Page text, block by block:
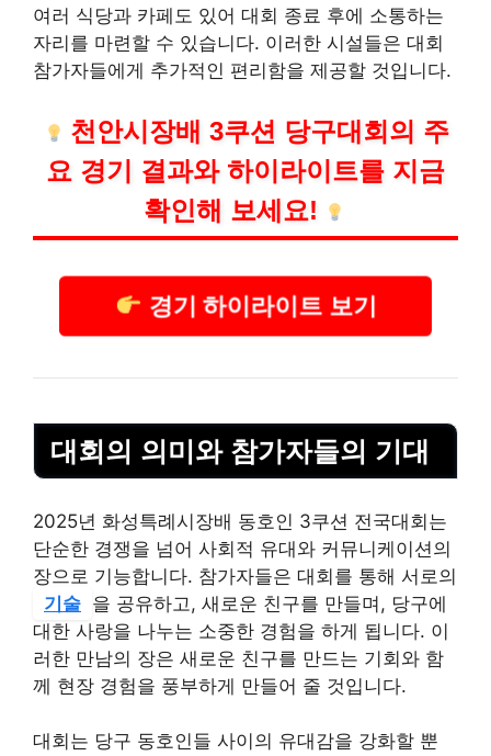
여러 식당과 카페도 있어 대회 종료 후에 소통하는
자리를 마련할 수 있습니다. 이러한 시설들은 대회
참가자들에게 추가적인 편리함을 제공할 것입니다.
천안시장배 3쿠션 당구대회의 주
요 경기 결과와 하이라이트를 지금
확인해 보세요!
경기 하이라이트 보기
대회의 의미와 참가자들의 기대
2025년 화성특례시장배 동호인 3쿠션 전국대회는
단순한 경쟁을 넘어 사회적 유대와 커뮤니케이션의
장으로 기능합니다. 참가자들은 대회를 통해 서로의
기술 을 공유하고, 새로운 친구를 만들며, 당구에
대한 사랑을 나누는 소중한 경험을 하게 됩니다. 이
러한 만남의 장은 새로운 친구를 만드는 기회와 함
께 현장 경험을 풍부하게 만들어 줄 것입니다.
대회는 당구 동호인들 사이의 유대감을 강화할 뿐